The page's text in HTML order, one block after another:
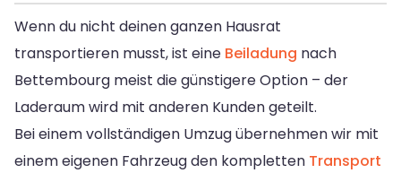
Wenn du nicht deinen ganzen Hausrat
transportieren musst, ist eine Beiladung nach
Bettembourg meist die günstigere Option – der
Laderaum wird mit anderen Kunden geteilt.
Bei einem vollständigen Umzug übernehmen wir mit
einem eigenen Fahrzeug den kompletten Transport